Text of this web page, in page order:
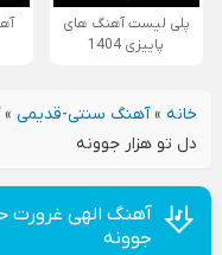
پلی لیست آهنگ های
پاییزی 1404
خانه»آهنگ سنتی-قدیمی»
دل تو هزار جوونه
آهنگ الهی غرورت
جوونه